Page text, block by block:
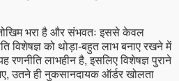
भरा है और संभवतः इससे केवल
विशेषज्ञ को थोड़ा-बहुत लाभ बनाए रखने में
लाभहीन है, इसलिए विशेषज्ञ पुराने
उतने ही नुकसानदायक ऑर्डर खोलता